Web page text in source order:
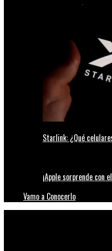
Starlink: ¿Qué
¡Apple sorprende con
Vamo a Conocerlo